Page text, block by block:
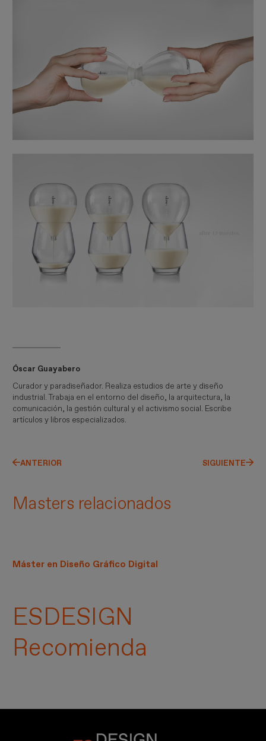
Óscar Guayabero
Curador y paradiseñador. Realiza estudios de arte y diseño
industrial. Trabaja en el entorno del diseño, la arquitectura, la
comunicación, la gestión cultural y el activismo social. Escribe
artículos y libros especializados.
ANTERIOR SIGUIENTE
Masters relacionados
Máster en Diseño Gráfico Digital
ESDESIGN
Recomienda